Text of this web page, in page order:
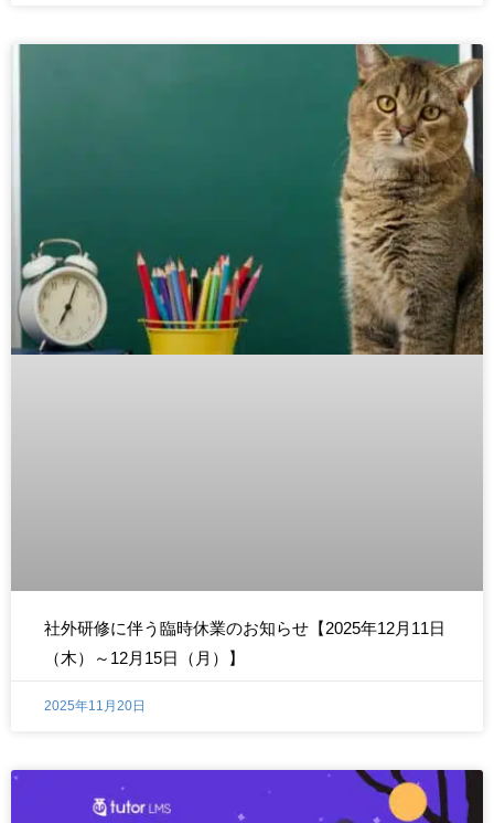
社外研修に伴う臨時休業のお知らせ【2025年12月11日
（木）～12月15日（月）】
2025年11月20日